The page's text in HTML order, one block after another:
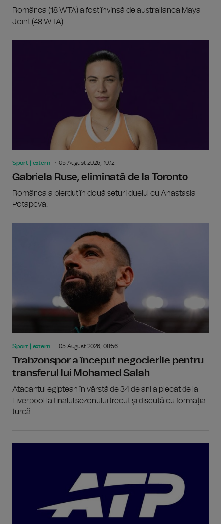
Românca (18 WTA) a fost învinsă de australianca Maya
Joint (48 WTA).
Sport | extern 05 August 2026, 10:12
Gabriela Ruse, eliminată de la Toronto
Românca a pierdut în două seturi duelul cu Anastasia
Potapova.
Sport | extern 05 August 2026, 08:56
Trabzonspor a început negocierile pentru
transferul lui Mohamed Salah
Atacantul egiptean în vârstă de 34 de ani a plecat de la
Liverpool la finalul sezonului trecut și discută cu formația
turcă...